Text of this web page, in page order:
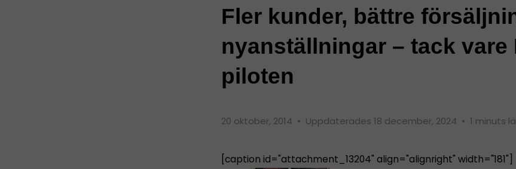
Fler kunder, bättre
nyanställningar – tack vare
piloten
20 oktober, 2014 • Uppdaterades 18 december, 2024 • 1 minuts
[caption id="attachment_13204" align="alignright" width="181"]